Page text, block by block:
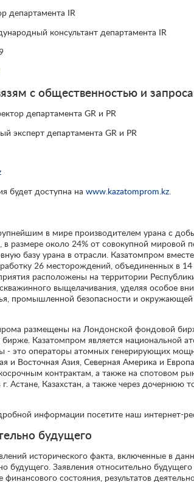
департамента IR
консультант департамента IR
с общественностью и
департамента GR и PR
эксперт департамента GR и PR
будет доступна на www.kazatomprom.kz
в мире производителем урана с
размере около 24% от совокупной мировой
базу урана в отрасли. Казатомпром
26 месторождений, объединенных в
расположены на территории
выщелачивания, уделяя особое
промышленной безопасности и
размещены на Лондонской фондовой
Казатомпром является национальной
- это операторы атомных генерирующих
и Восточная Азия, Северная Америка и
контрактам, а также на спотовом
г. Астане, Казахстан, а также через
информации посетите наш интернет-
будущего
исторического факта, включенные в
будущего. Заявления относительно
состояния, результатов